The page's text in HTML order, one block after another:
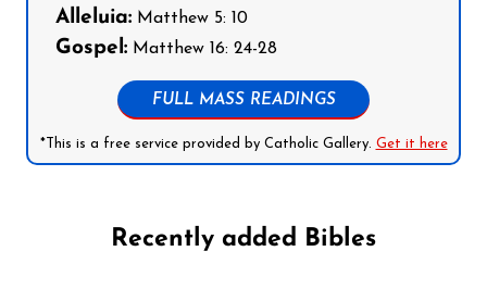
Alleluia: Matthew 5: 10
Gospel: Matthew 16: 24-28
FULL MASS READINGS
*This is a free service provided by Catholic Gallery. Get it here
Recently added Bibles